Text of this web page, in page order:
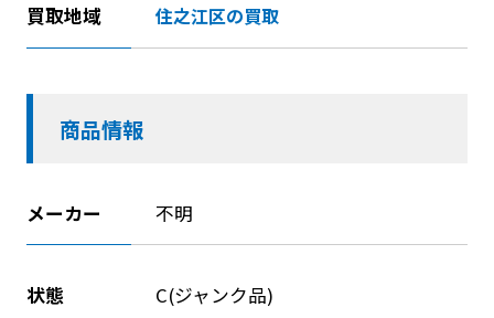
買取地域 住之江区の買取
商品情報
メーカー 不明
状態 C(ジャンク品)